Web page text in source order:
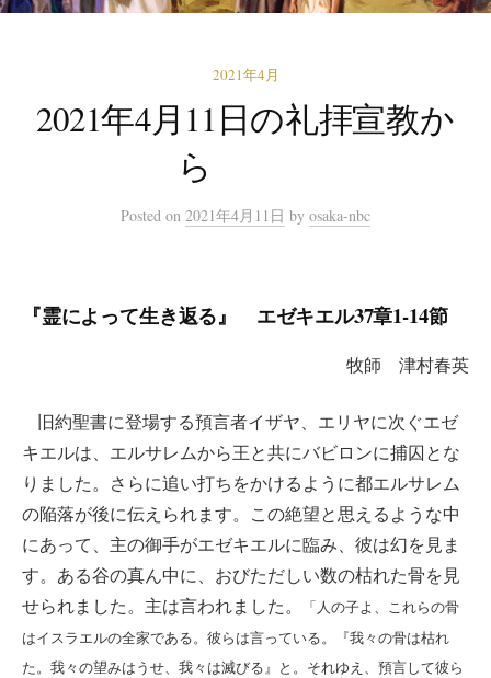
2021年4月
2021年4月11日の礼拝宣教か
ら
Posted on 2021年4月11日 by osaka-nbc
『霊によって生き返る』 エゼキエル37章1-14節
牧師 津村春英
旧約聖書に登場する預言者イザヤ、エリヤに次ぐエゼ
キエルは、エルサレムから王と共にバビロンに捕囚とな
りました。さらに追い打ちをかけるように都エルサレム
の陥落が後に伝えられます。この絶望と思えるような中
にあって、主の御手がエゼキエルに臨み、彼は幻を見ま
す。ある谷の真ん中に、おびただしい数の枯れた骨を見
せられました。主は言われました。
「人の子よ、これらの骨
はイスラエルの全家である。彼らは言っている。『我々の骨は枯れ
た。我々の望みはうせ、我々は滅びる』と。それゆえ、預言して彼ら